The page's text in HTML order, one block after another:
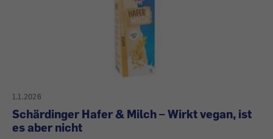
1.1.2026
Schärdinger Hafer & Milch – Wirkt vegan, ist
es aber nicht